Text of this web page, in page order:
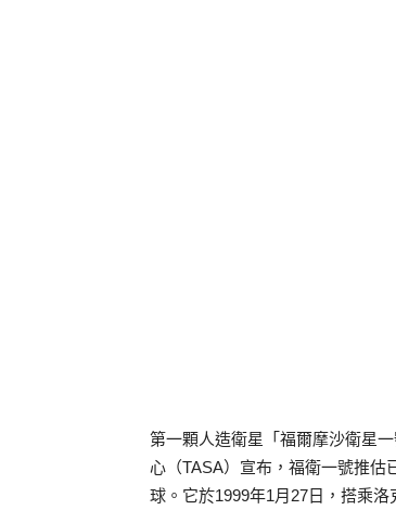
第一顆人造衛星「福爾摩沙衛星
心（TASA）宣布，福衛一號推估
球。​它於1999年1月27日，搭乘